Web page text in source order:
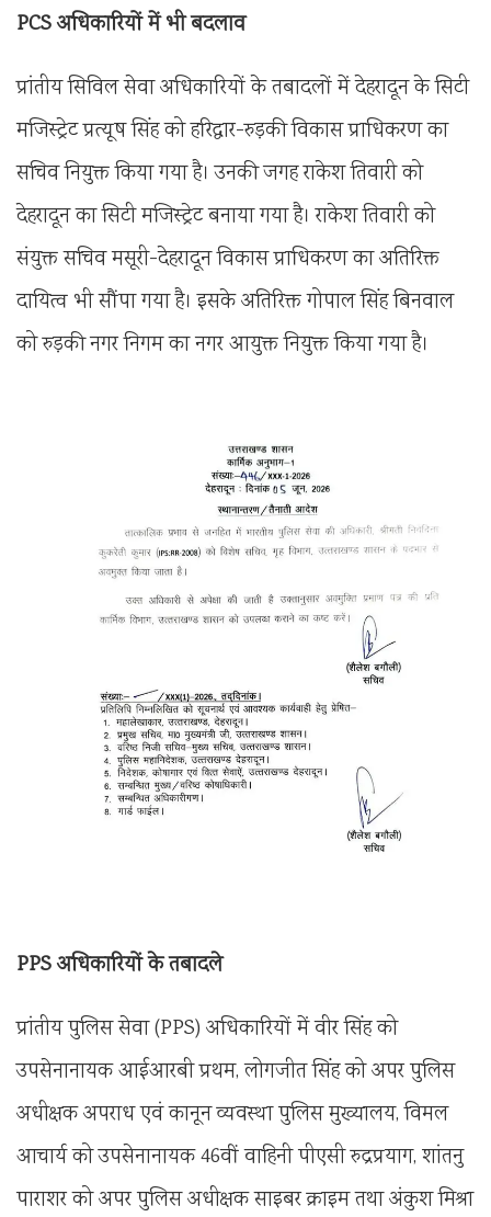
PCS अधिकारियों में भी बदलाव
प्रांतीय सिविल सेवा अधिकारियों के तबादलों में देहरादून के सिटी
मजिस्ट्रेट प्रत्यूष सिंह को हरिद्वार-रुड़की विकास प्राधिकरण का
सचिव नियुक्त किया गया है। उनकी जगह राकेश तिवारी को
देहरादून का सिटी मजिस्ट्रेट बनाया गया है। राकेश तिवारी को
संयुक्त सचिव मसूरी-देहरादून विकास प्राधिकरण का अतिरिक्त
दायित्व भी सौंपा गया है। इसके अतिरिक्त गोपाल सिंह बिनवाल
को रुड़की नगर निगम का नगर आयुक्त नियुक्त किया गया है।
PPS अधिकारियों के तबादले
प्रांतीय पुलिस सेवा (PPS) अधिकारियों में वीर सिंह को
उपसेनानायक आईआरबी प्रथम, लोगजीत सिंह को अपर पुलिस
अधीक्षक अपराध एवं कानून व्यवस्था पुलिस मुख्यालय, विमल
आचार्य को उपसेनानायक 46वीं वाहिनी पीएसी रुद्रप्रयाग, शांतनु
पाराशर को अपर पुलिस अधीक्षक साइबर क्राइम तथा अंकुश मिश्रा